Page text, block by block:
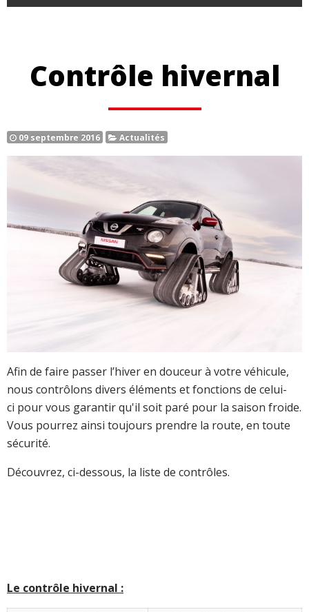
Contrôle hivernal
09 septembre 2016 Actualités
Afin de faire passer l’hiver en douceur à votre véhicule,
nous contrôlons divers éléments et fonctions de celui-
ci pour vous garantir qu'il soit paré pour la saison froide.
Vous pourrez ainsi toujours prendre la route, en toute
sécurité.
Découvrez, ci-dessous, la liste de contrôles.
Le contrôle hivernal :